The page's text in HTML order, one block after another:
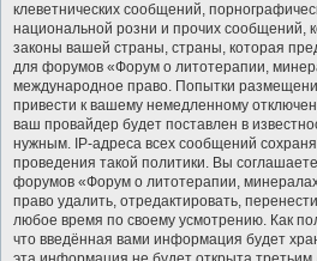
клеветнических сообщений,
национальной розни и прочих сообщений,
законы вашей страны, страны, которая
для форумов «Форум о литотерапии,
международное право. Попытки
привести к вашему немедленному
ваш провайдер будет поставлен в
нужным. IP-адреса всех сообщений
проведения такой политики. Вы
форумов «Форум о литотерапии,
право удалить, отредактировать,
любое время по своему усмотрению. Как
что введённая вами информация будет